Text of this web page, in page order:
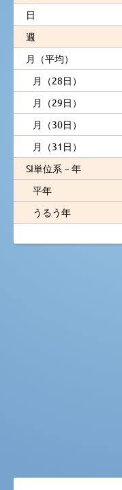
日
週
月（平均）
月（28日）
月（29日）
月（30日）
月（31日）
SI単位系－年
平年
うるう年